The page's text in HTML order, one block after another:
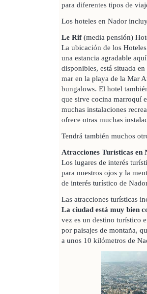
para diferentes tipos de
Los hoteles en Nador
Le Rif(media pensión)
La ubicación de los
una estancia agradable
disponibles, está situada
mar en la playa de la Mar
bungalows. El hotel
que sirve cocina marroquí
muchas instalaciones
ofrece otras muchas
Tendrá también muchos
Atracciones Turísticas en
Los lugares de interés
para nuestros ojos y la
de interés turístico de
Las atracciones turísticas
La ciudad está muy bien
vez es un destino turístico
por paisajes de montaña,
a unos 10 kilómetros de